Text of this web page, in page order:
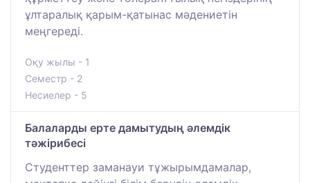
ұлтаралық қарым-қатынас мәдениетін
меңгереді.
Оқу жылы - 1
Семестр - 2
Несиелер - 5
Балаларды ерте дамытудың әлемдік
тәжірибесі
Студенттер заманауи тұжырымдамалар,